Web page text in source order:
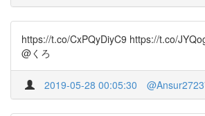
https://t.co/CxPQyDiyC9 https://t.co/
@くろ
2019-05-28 00:05:30